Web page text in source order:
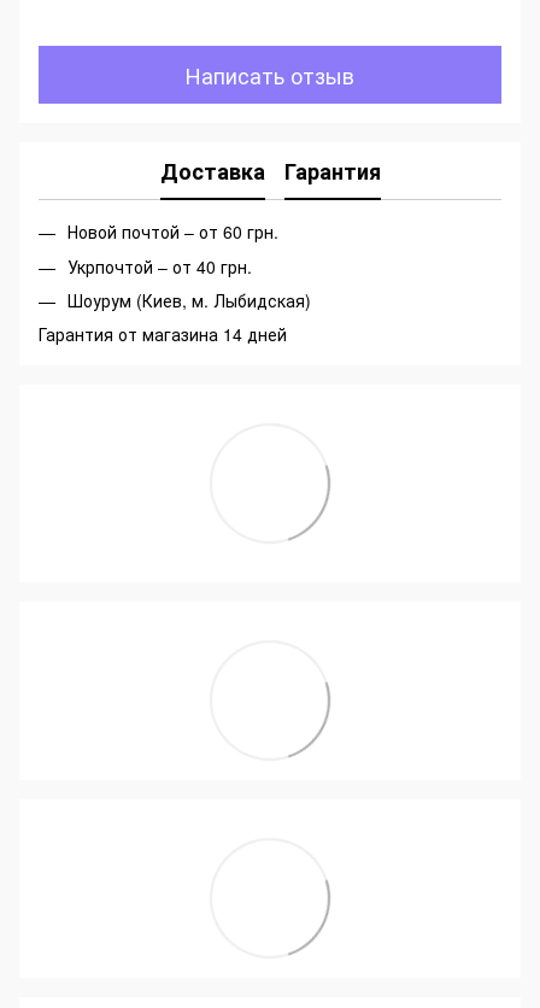
Написать отзыв
Доставка Гарантия
Новой почтой – от 60 грн.
Укрпочтой – от 40 грн.
Шоурум (Киев, м. Лыбидская)
Гарантия от магазина 14 дней